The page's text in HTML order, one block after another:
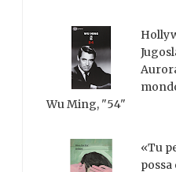
Wu Ming, "54"
«Tu
possa